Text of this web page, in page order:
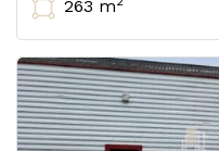
263 m